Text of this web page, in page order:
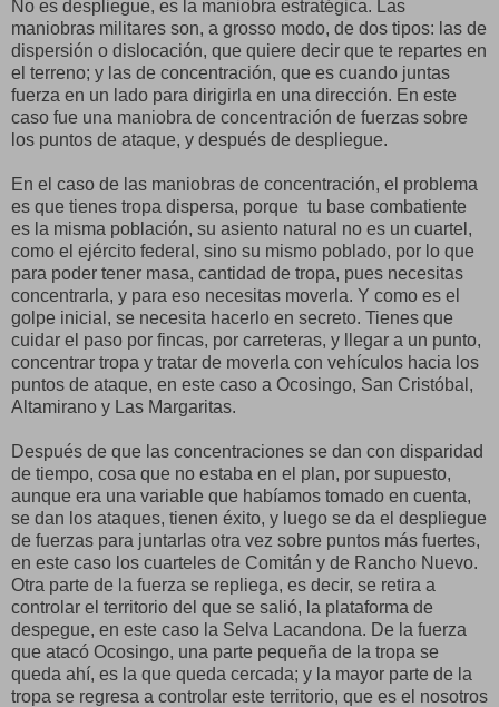
No es despliegue, es la maniobra estratégica. Las
maniobras militares son, a grosso modo, de dos tipos: las de
dispersión o dislocación, que quiere decir que te repartes en
el terreno; y las de concentración, que es cuando juntas
fuerza en un lado para dirigirla en una dirección. En este
caso fue una maniobra de concentración de fuerzas sobre
los puntos de ataque, y después de despliegue.
En el caso de las maniobras de concentración, el problema
es que tienes tropa dispersa, porque tu base combatiente
es la misma población, su asiento natural no es un cuartel,
como el ejército federal, sino su mismo poblado, por lo que
para poder tener masa, cantidad de tropa, pues necesitas
concentrarla, y para eso necesitas moverla. Y como es el
golpe inicial, se necesita hacerlo en secreto. Tienes que
cuidar el paso por fincas, por carreteras, y llegar a un punto,
concentrar tropa y tratar de moverla con vehículos hacia los
puntos de ataque, en este caso a Ocosingo, San Cristóbal,
Altamirano y Las Margaritas.
Después de que las concentraciones se dan con disparidad
de tiempo, cosa que no estaba en el plan, por supuesto,
aunque era una variable que habíamos tomado en cuenta,
se dan los ataques, tienen éxito, y luego se da el despliegue
de fuerzas para juntarlas otra vez sobre puntos más fuertes,
en este caso los cuarteles de Comitán y de Rancho Nuevo.
Otra parte de la fuerza se repliega, es decir, se retira a
controlar el territorio del que se salió, la plataforma de
despegue, en este caso la Selva Lacandona. De la fuerza
que atacó Ocosingo, una parte pequeña de la tropa se
queda ahí, es la que queda cercada; y la mayor parte de la
tropa se regresa a controlar este territorio, que es el nosotros